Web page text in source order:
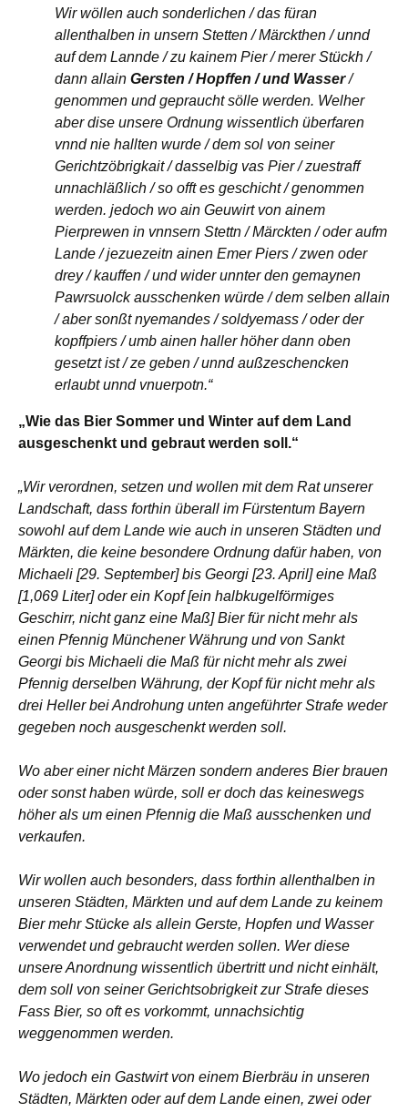
Wir wöllen auch sonderlichen / das füran
allenthalben in unsern Stetten / Märckthen / unnd
auf dem Lannde / zu kainem Pier / merer Stückh /
dann allain Gersten / Hopffen / und Wasser/
genommen und gepraucht sölle werden. Welher
aber dise unsere Ordnung wissentlich überfaren
vnnd nie hallten wurde / dem sol von seiner
Gerichtzöbrigkait / dasselbig vas Pier / zuestraff
unnachläßlich / so offt es geschicht / genommen
werden. jedoch wo ain Geuwirt von ainem
Pierprewen in vnnsern Stettn / Märckten / oder aufm
Lande / jezuezeitn ainen Emer Piers / zwen oder
drey / kauffen / und wider unnter den gemaynen
Pawrsuolck ausschenken würde / dem selben allain
/ aber sonßt nyemandes / soldyemass / oder der
kopffpiers / umb ainen haller höher dann oben
gesetzt ist / ze geben / unnd außzeschencken
erlaubt unnd vnuerpotn.“
„Wie das Bier Sommer und Winter auf dem Land
ausgeschenkt und gebraut werden soll.“
„Wir verordnen, setzen und wollen mit dem Rat unserer
Landschaft, dass forthin überall im Fürstentum Bayern
sowohl auf dem Lande wie auch in unseren Städten und
Märkten, die keine besondere Ordnung dafür haben, von
Michaeli [29. September] bis Georgi [23. April] eine Maß
[1,069 Liter] oder ein Kopf [ein halbkugelförmiges
Geschirr, nicht ganz eine Maß] Bier für nicht mehr als
einen Pfennig Münchener Währung und von Sankt
Georgi bis Michaeli die Maß für nicht mehr als zwei
Pfennig derselben Währung, der Kopf für nicht mehr als
drei Heller bei Androhung unten angeführter Strafe weder
gegeben noch ausgeschenkt werden soll.
Wo aber einer nicht Märzen sondern anderes Bier brauen
oder sonst haben würde, soll er doch das keineswegs
höher als um einen Pfennig die Maß ausschenken und
verkaufen.
Wir wollen auch besonders, dass forthin allenthalben in
unseren Städten, Märkten und auf dem Lande zu keinem
Bier mehr Stücke als allein Gerste, Hopfen und Wasser
verwendet und gebraucht werden sollen. Wer diese
unsere Anordnung wissentlich übertritt und nicht einhält,
dem soll von seiner Gerichtsobrigkeit zur Strafe dieses
Fass Bier, so oft es vorkommt, unnachsichtig
weggenommen werden.
Wo jedoch ein Gastwirt von einem Bierbräu in unseren
Städten, Märkten oder auf dem Lande einen, zwei oder